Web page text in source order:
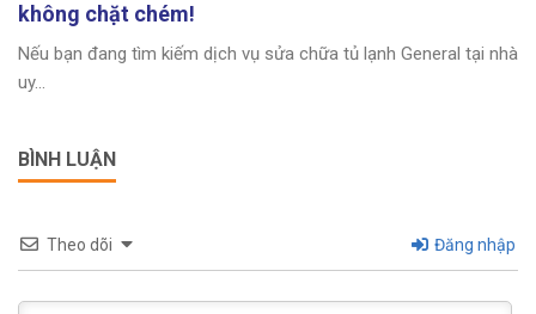
không chặt chém!
Nếu bạn đang tìm kiếm dịch vụ sửa chữa tủ lạnh General tại nhà
uy...
BÌNH LUẬN
Theo dõi Đăng nhập